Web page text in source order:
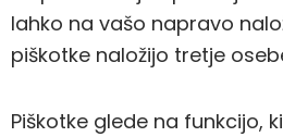
lahko na vašo napravo
piškotke naložijo tretje
Piškotke glede na funkcijo,